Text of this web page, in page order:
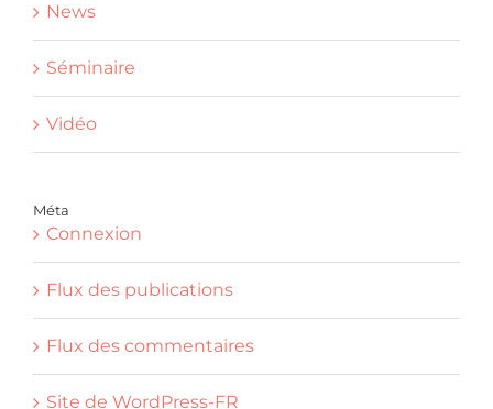
News
Séminaire
Vidéo
Méta
Connexion
Flux des publications
Flux des commentaires
Site de WordPress-FR